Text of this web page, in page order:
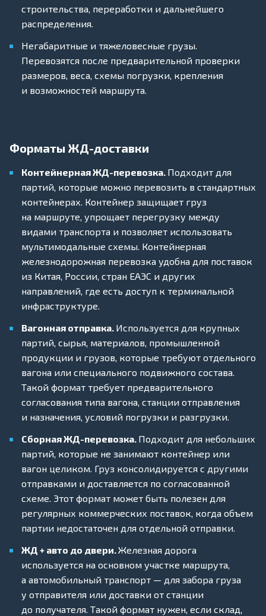
строительства, переработки и дальнейшего
распределения.
Негабаритные и тяжеловесные грузы.
Перевозятся после предварительной проверки
размеров, веса, схемы погрузки, крепления
и возможностей маршрута.
Форматы ЖД-доставки
Контейнерная ЖД-перевозка. Подходит для
партий, которые можно перевозить в стандартных
контейнерах. Контейнер защищает груз
на маршруте, упрощает перегрузку между
видами транспорта и позволяет использовать
мультимодальные схемы. Контейнерная
железнодорожная перевозка удобна для поставок
из Китая, России, стран ЕАЭС и других
направлений, где есть доступ к терминальной
инфраструктуре.
Вагонная отправка. Используется для крупных
партий, сырья, материалов, промышленной
продукции и грузов, которые требуют отдельного
вагона или специального подвижного состава.
Такой формат требует предварительного
согласования типа вагона, станции отправления
и назначения, условий погрузки и разгрузки.
Сборная ЖД-перевозка. Подходит для небольших
партий, которые не занимают контейнер или
вагон целиком. Груз консолидируется с другими
отправками и доставляется по согласованной
схеме. Этот формат может быть полезен для
регулярных коммерческих поставок, когда объем
партии недостаточен для отдельной отправки.
ЖД + авто до двери.Железная дорога
используется на основном участке маршрута,
а автомобильный транспорт — для забора груза
у отправителя или доставки от станции
до получателя. Такой формат нужен, если склад,